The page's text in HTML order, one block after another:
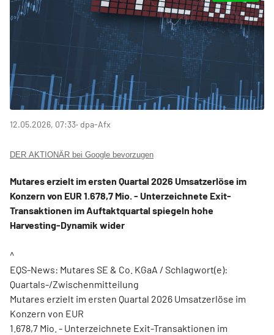
12.05.2026, 07:33‧ dpa-Afx
DER AKTIONÄR bei Google bevorzugen
Mutares erzielt im ersten Quartal 2026 Umsatzerlöse im
Konzern von EUR 1.678,7 Mio. - Unterzeichnete Exit-
Transaktionen im Auftaktquartal spiegeln hohe
Harvesting-Dynamik wider
^
EQS-News: Mutares SE & Co. KGaA / Schlagwort(e):
Quartals-/Zwischenmitteilung
Mutares erzielt im ersten Quartal 2026 Umsatzerlöse im
Konzern von EUR
1.678,7 Mio. - Unterzeichnete Exit-Transaktionen im